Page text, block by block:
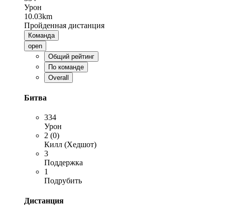
Урон
10.03km
Пройденная дистанция
Команда
open
Общий рейтинг
По команде
Overall
Битва
334
Урон
2 (0)
Килл (Хедшот)
3
Поддержка
1
Подрубить
Дистанция